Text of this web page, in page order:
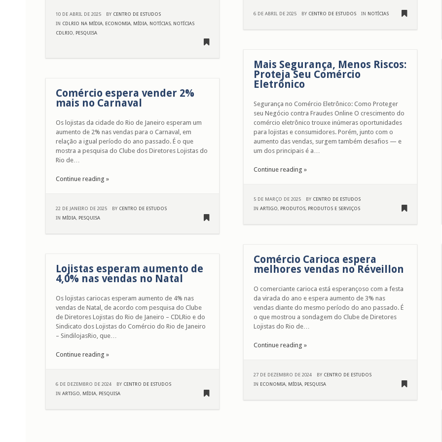
10 DE ABRIL DE 2025 BY CENTRO DE ESTUDOS
IN CDLRIO NA MÍDIA ECONOMIA MÍDIA NOTÍCIAS NOTÍCIAS
CDLRIO
PESQUISA
6 DE ABRIL DE 2025 BY CENTRO DE ESTUDOS IN NOTÍCIAS
Mais Segurança, Menos Riscos:
Proteja Seu Comércio
Eletrônico
Segurança no Comércio Eletrônico: Como Proteger
seu Negócio contra Fraudes Online O crescimento do
comércio eletrônico trouxe inúmeras oportunidades
para lojistas e consumidores. Porém, junto com o
aumento das vendas, surgem também desafios — e
um dos principais é a…
Continue reading »
5 DE MARÇO DE 2025 BY CENTRO DE ESTUDOS
INARTIGO PRODUTOS PRODUTOS E SERVIÇOS
Comércio espera vender 2%
mais no Carnaval
Os lojistas da cidade do Rio de Janeiro esperam um
aumento de 2% nas vendas para o Carnaval, em
relação a igual período do ano passado. É o que
mostra a pesquisa do Clube dos Diretores Lojistas do
Rio de…
Continue reading »
22 DE JANEIRO DE 2025 BY CENTRO DE ESTUDOS
IN MÍDIA PESQUISA
Comércio Carioca espera
melhores vendas no Réveillon
O comerciante carioca está esperançoso com a festa
da virada do ano e espera aumento de 3% nas
vendas diante do mesmo período do ano passado. É
o que mostrou a sondagem do Clube de Diretores
Lojistas do Rio de…
Continue reading »
27 DE DEZEMBRO DE 2024 BY CENTRO DE ESTUDOS
IN ECONOMIA MÍDIA PESQUISA
Lojistas esperam aumento de
4,0% nas vendas no Natal
Os lojistas cariocas esperam aumento de 4% nas
vendas de Natal, de acordo com pesquisa do Clube
de Diretores Lojistas do Rio de Janeiro – CDLRio e do
Sindicato dos Lojistas do Comércio do Rio de Janeiro
– SindilojasRio, que…
Continue reading »
6 DE DEZEMBRO DE 2024 BY CENTRO DE ESTUDOS
IN ARTIGO MÍDIA PESQUISA